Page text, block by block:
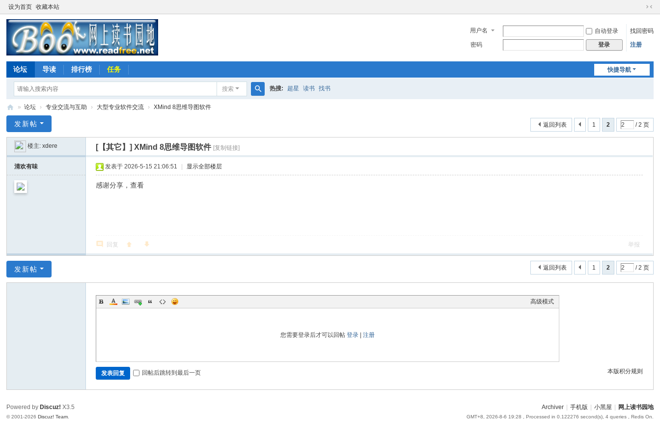
设为首页 收藏本站
切
到
用户名 自动登录
找回密码
密码
登录 注册
快捷导航
论坛 导读 排行榜 任务
搜索 热搜: 超星 读书 找书
上
书
地
» 论坛 › 专业交流与互助 › 大型专业软件交流 › XMind 8思维导图软件
1 2 / 2 页
返回列表
发新帖
楼主:xdere [【其它】]XMind 8思维导图软件 [复制链接]
清欢有味 发表于 2026-5-15 21:06:51 显示全部楼层
感谢分享，查看
回复 举报
1 2 / 2 页
返回列表
发新帖
高级模式
您需要登录后才可以回帖登录 |注册
本版积分规则
发表回复 回帖后跳转到最后一页
Archiver 手机版 小黑屋 网上读书园地
GMT+8, 2026-8-6 19:28 , Processed in 0.122276 second(s), 4 queries , Redis On.
Powered by Discuz! X3.5
© 2001-2026Discuz! Team